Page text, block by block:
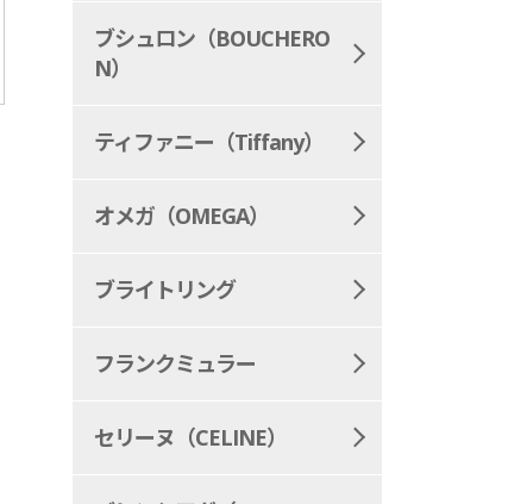
ブシュロン（BOUCHERO
N）
ティファニー（Tiffany）
オメガ（OMEGA）
ブライトリング
フランクミュラー
セリーヌ（CELINE）